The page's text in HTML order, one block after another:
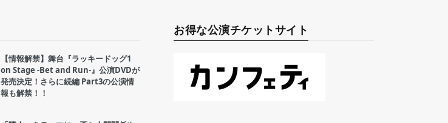
【情報解禁】舞台『ラッキードッグ1
on Stage -Bet and Run-』公演DVDが
発売決定！さらに続編 Part3の公演情
報も解禁！！
お得な公演チケットサイト